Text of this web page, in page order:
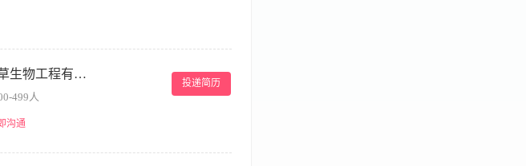
、具有优秀的沟通能力、组织协调能力和学习能力；
感； 7、对微博、微信等营销渠道有一定了解，有丰
湖南美媛本草生物工程有限公司
499人
投递简历
沟通